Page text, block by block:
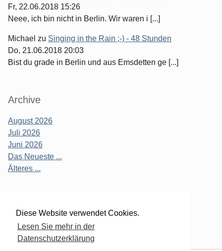
Diese Website verwendet Cookies.
Lesen Sie mehr in der
Datenschutzerklärung
Fr, 22.06.2018 15:26
Neee, ich bin nicht in Berlin. Wir waren i [...]
Michael zu Singing in the Rain ;-) - 48 Stunden
Do, 21.06.2018 20:03
Bist du grade in Berlin und aus Emsdetten ge [...]
Archive
August 2026
Juli 2026
Juni 2026
Das Neueste ...
Älteres ...
Login